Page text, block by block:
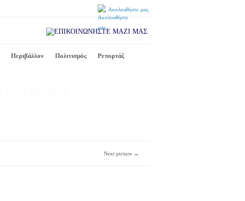
Ακολουθήστε μας.
Περιβάλλον Πολιτισμός
Ρεπορτάζ
Next picture →